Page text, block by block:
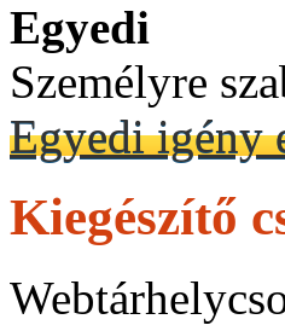
Egyedi
Személyre
Egyedi igény
Kiegészítő